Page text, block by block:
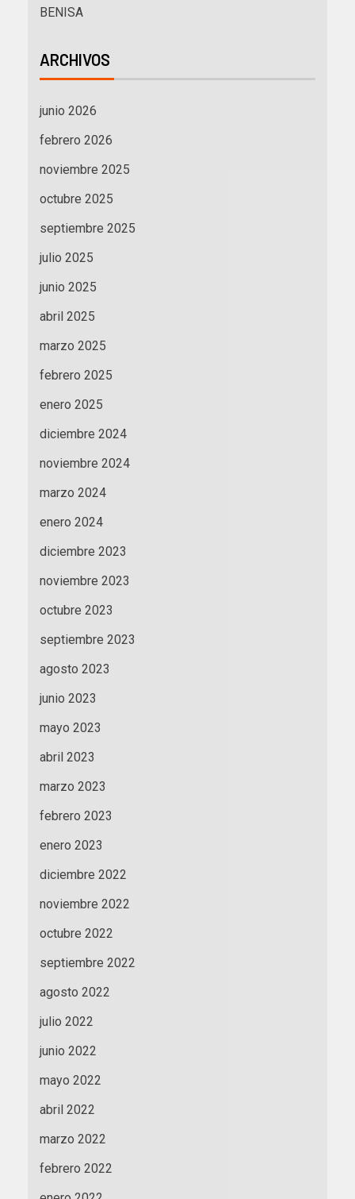
BENISA
ARCHIVOS
junio 2026
febrero 2026
noviembre 2025
octubre 2025
septiembre 2025
julio 2025
junio 2025
abril 2025
marzo 2025
febrero 2025
enero 2025
diciembre 2024
noviembre 2024
marzo 2024
enero 2024
diciembre 2023
noviembre 2023
octubre 2023
septiembre 2023
agosto 2023
junio 2023
mayo 2023
abril 2023
marzo 2023
febrero 2023
enero 2023
diciembre 2022
noviembre 2022
octubre 2022
septiembre 2022
agosto 2022
julio 2022
junio 2022
mayo 2022
abril 2022
marzo 2022
febrero 2022